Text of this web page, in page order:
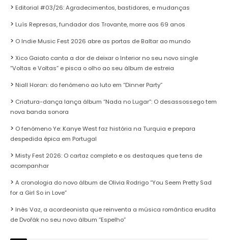
Editorial #03/26: Agradecimentos, bastidores, e mudanças
Luís Represas, fundador dos Trovante, morre aos 69 anos
O Indie Music Fest 2026 abre as portas de Baltar ao mundo
Xico Gaiato canta a dor de deixar o Interior no seu novo single
“Voltas e Voltas” e pisca o olho ao seu álbum de estreia
Niall Horan: do fenómeno ao luto em “Dinner Party”
Criatura-dança lança álbum “Nada no Lugar”: O desassossego tem
nova banda sonora
O fenómeno Ye: Kanye West faz história na Turquia e prepara
despedida épica em Portugal
Misty Fest 2026: O cartaz completo e os destaques que tens de
acompanhar
A cronologia do novo álbum de Olivia Rodrigo “You Seem Pretty Sad
for a Girl So in Love”
Inês Vaz, a acordeonista que reinventa a música romântica erudita
de Dvořák no seu novo álbum “Espelho”